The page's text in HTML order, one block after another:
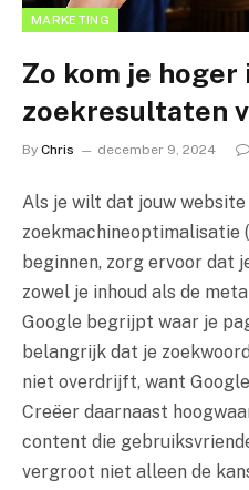
MARKETING
Zo kom je hoger
zoekresultaten
By Chris december 9, 2024
Als je wilt dat jouw
zoekmachineoptimalisatie
beginnen, zorg ervoor dat
zowel je inhoud als de
Google begrijpt waar je
belangrijk dat je
niet overdrijft, want
Creëer daarnaast
content die
vergroot niet alleen de